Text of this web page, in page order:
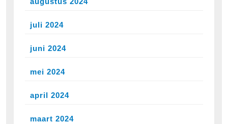
juli 2024
juni 2024
mei 2024
april 2024
maart 2024